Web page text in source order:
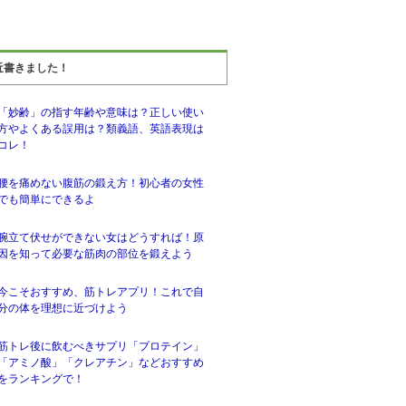
書きました！
妙齢」の指す年齢や意味は？正しい使い
やよくある誤用は？類義語、英語表現は
レ！
を痛めない腹筋の鍛え方！初心者の女性
も簡単にできるよ
立て伏せができない女はどうすれば！原
を知って必要な筋肉の部位を鍛えよう
こそおすすめ、筋トレアプリ！これで自
の体を理想に近づけよう
トレ後に飲むべきサプリ「プロテイン」
アミノ酸」「クレアチン」などおすすめ
ランキングで！